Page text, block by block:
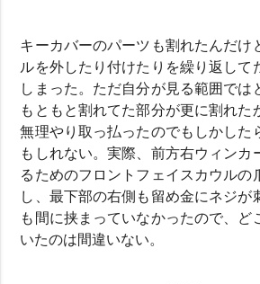
キーカバーのパーツも割れたんだけ
ルを外したり付けたりを繰り返して
しまった。ただ自分が見る範囲では
もともと割れてた部分が更に割れた
無理やり取っ払ったのでもしかした
もしれない。実際、前方右ウィンカ
るためのフロントフェイスカウルの
し、最下部の右側も留め金にネジが
も間に挟まっていなかったので、ど
いたのは間違いない。